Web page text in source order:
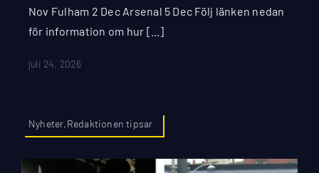
Nov Fulham 2 Dec Arsenal 5 Dec Följ länken nedan
för information om hur [...]
juli 24, 2026
Nyheter,Redaktionen tipsar